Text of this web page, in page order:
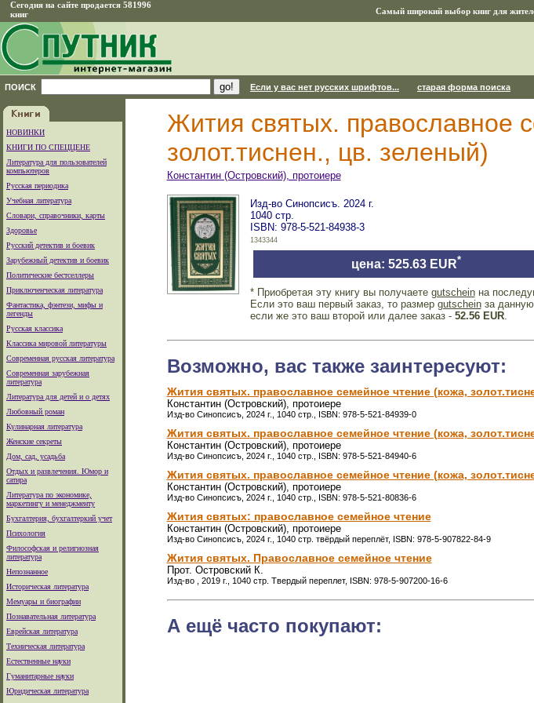
Сегодня на сайте продается 581996
книг
Самый широкий выбор книг для
ПОИСК Если у вас нет русских шрифтов... старая форма поиска
НОВИНКИ
КНИГИ ПО СПЕЦЦЕНЕ
Литература для пользователей
компьютеров
Русская периодика
Учебная литература
Словари, справочники, карты
Здоровье
Русский детектив и боевик
Зарубежный детектив и боевик
Политические бестселлеры
Приключенческая литература
Фантастика, фэнтези, мифы и
легенды
Русская классика
Классика мировой литературы
Современная русская литература
Современная зарубежная
литература
Литература для детей и о детях
Любовный роман
Кулинарная литература
Женские секреты
Дом, сад, усадьба
Отдых и развлечения. Юмор и
сатира
Литература по экономике,
маркетингу и менеджменту
Бухгалтерия, бухгалтеркий учет
Психология
Философская и религиозная
литература
Непознанное
Историческая литература
Мемуары и биографии
Познавательная литература
Еврейская литература
Техническая литература
Естественные науки
Гуманитарные науки
Юридическая литература
Жития святых. православное
золот.тиснен., цв. зеленый)
Константин (Островский), протоиере
Изд-во Синопсисъ. 2024 г.
1040 стр.
ISBN: 978-5-521-84938-3
1343344
цена: 525.63 EUR*
* Приобретая эту книгу вы получаете gutscheinна
Если это ваш первый заказ, то размер gutscheinза данную
если же это ваш второй или далее заказ - 52.56 EUR.
Возможно, вас также заинтересуют:
Жития святых. православное семейное чтение (кожа,
Константин (Островский), протоиере
Изд-во Синопсисъ, 2024 г., 1040 стр., ISBN: 978-5-521-84939-0
Жития святых. православное семейное чтение (кожа,
Константин (Островский), протоиере
Изд-во Синопсисъ, 2024 г., 1040 стр., ISBN: 978-5-521-84940-6
Жития святых. православное семейное чтение (кожа,
Константин (Островский), протоиере
Изд-во Синопсисъ, 2024 г., 1040 стр., ISBN: 978-5-521-80836-6
Жития святых: православное семейное чтение
Константин (Островский), протоиере
Изд-во Синопсисъ, 2024 г., 1040 стр. твёрдый переплёт, ISBN: 978-5-907822-84-9
Жития святых. Православное семейное чтение
Прот. Островский К.
Изд-во , 2019 г., 1040 стр. Твердый переплет, ISBN: 978-5-907200-16-6
А ещё часто покупают: